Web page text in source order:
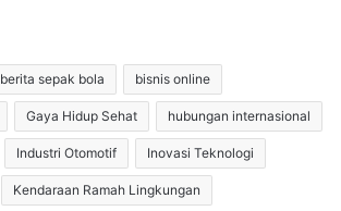
berita sepak bola bisnis online
Gaya Hidup Sehat hubungan internasional
Industri Otomotif Inovasi Teknologi
Kendaraan Ramah Lingkungan